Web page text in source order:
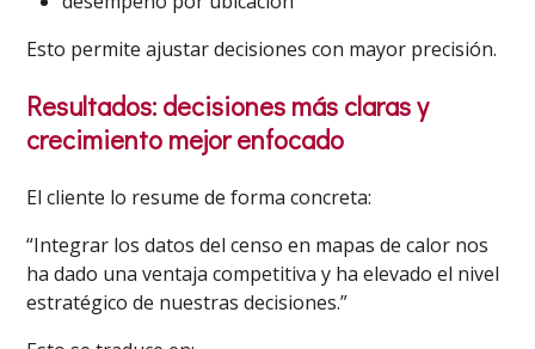
Esto permite ajustar decisiones con mayor precisión.
Resultados: decisiones más claras y
crecimiento mejor enfocado
El cliente lo resume de forma concreta:
“Integrar los datos del censo en mapas de calor nos
ha dado una ventaja competitiva y ha elevado el nivel
estratégico de nuestras decisiones.”